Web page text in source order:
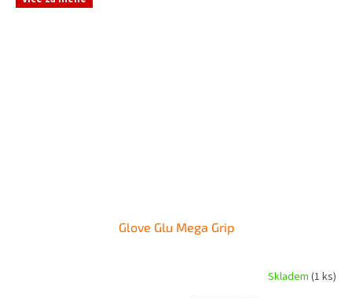
Glove Glu Mega Grip
Skladem(1 ks)